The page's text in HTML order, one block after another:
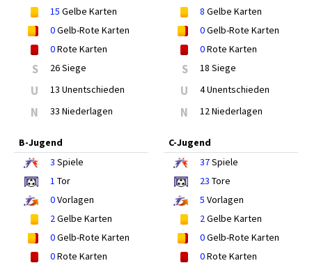
15 Gelbe Karten
0Gelb-Rote Karten
0Rote Karten
S 26 Siege
U 13 Unentschieden
N 33 Niederlagen
8 Gelbe Karten
0Gelb-Rote Karten
0Rote Karten
S 18 Siege
U 4 Unentschieden
N 12 Niederlagen
B-Jugend
3 Spiele
1 Tor
0Vorlagen
2Gelbe Karten
0Gelb-Rote Karten
0Rote Karten
C-Jugend
37Spiele
23 Tore
5 Vorlagen
2Gelbe Karten
0Gelb-Rote Karten
0Rote Karten